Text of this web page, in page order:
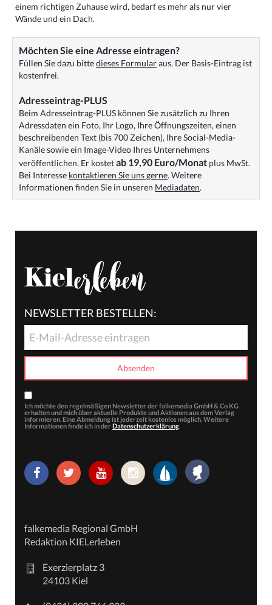
einem richtigen Zuhause wird, bedarf es mehr als nur vier
Wände und ein Dach.
Möchten Sie eine Adresse eintragen?
Füllen Sie dazu bittedieses Formularaus. Der Basis-Eintrag ist
kostenfrei.
Adresseintrag-PLUS
Beim Adresseintrag-PLUS können Sie zusätzlich zu Ihren
Adressdaten ein Foto, Ihr Logo, Ihre Öffnungszeiten, einen
beschreibenden Text (bis 700 Zeichen), Ihre Social-Media-
Kanäle sowie ein Image-Video Ihres Unternehmens
veröffentlichen. Er kostetab 19,90 Euro/Monat plus MwSt.
Bei Interesse kontaktieren Sie uns gerne. Weitere
Informationen finden Sie in unseren Mediadaten.
NEWSLETTER BESTELLEN:
Ich möchte den regelmäßigen Newsletter der falkemedia GmbH & Co KG
erhalten und mich über aktuelle Produkte und Aktionen aus dem Verlag
informieren. Eine Abmeldung ist jederzeit kostenlos möglich. Weitere
Informationen finde ich in der Datenschutzerklärung.
falkemedia Regional GmbH
Redaktion KIELerleben
Exerzierplatz 3
24103 Kiel